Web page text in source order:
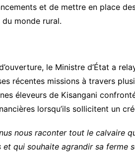
et de mettre en place
monde rural.
le Ministre d’État a
récentes missions à travers
éleveurs de Kisangani
lorsqu’ils sollicitent un
nous raconter tout le calvaire
qui souhaite agrandir sa ferme